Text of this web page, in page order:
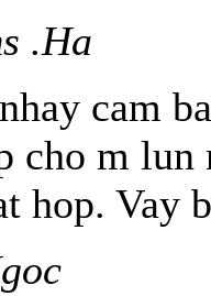
.Ha
cam
cho m
hop. Vay